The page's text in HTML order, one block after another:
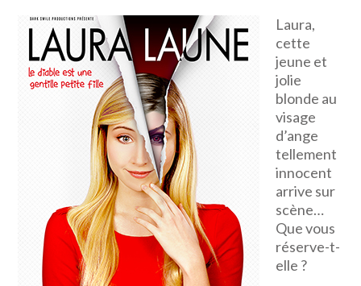
Laura,
cette
jeune et
jolie
blonde au
visage
d’ange
tellement
innocent
arrive sur
scène…
Que vous
réserve-t-
elle ?